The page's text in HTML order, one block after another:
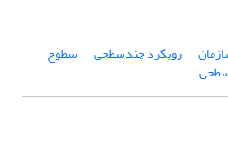
رویکرد چندسطحی سطوح